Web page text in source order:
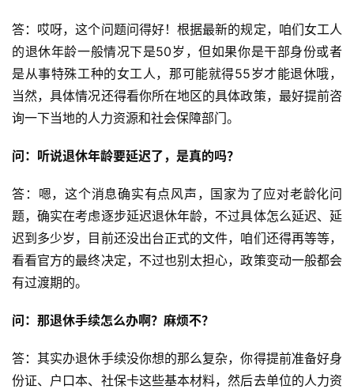
答：哎呀，这个问题问得好！根据最新的规定，咱们女工人
的退休年龄一般情况下是50岁，但如果你是干部身份或者
是从事特殊工种的女工人，那可能就得55岁才能退休哦，
当然，具体情况还得看你所在地区的具体政策，最好提前咨
询一下当地的人力资源和社会保障部门。
问：听说退休年龄要延迟了，是真的吗？
答：嗯，这个消息确实有点风声，国家为了应对老龄化问
题，确实在考虑逐步延迟退休年龄，不过具体怎么延迟、延
迟到多少岁，目前还没出台正式的文件，咱们还得再等等，
看看官方的最终决定，不过也别太担心，政策变动一般都会
有过渡期的。
问：那退休手续怎么办啊？麻烦不？
答：其实办退休手续没你想的那么复杂，你得提前准备好身
份证、户口本、社保卡这些基本材料，然后去单位的人力资